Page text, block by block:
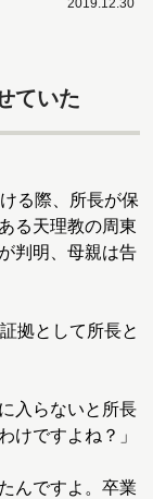
2019.12.30
ていた
る際、所長が保
る天理教の周東
判明、母親は告
拠として所長と
入らないと所長
けですよね？」
んですよ。卒業